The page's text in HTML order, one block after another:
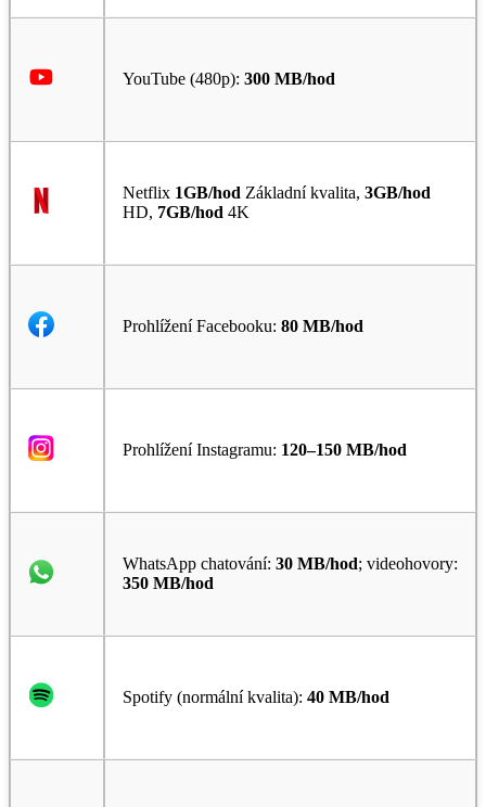
YouTube (480p): 300 MB/hod
Netflix 1GB/hod Základní kvalita, 3GB/hod
HD, 7GB/hod 4K
Prohlížení Facebooku: 80 MB/hod
Prohlížení Instagramu: 120–150 MB/hod
WhatsApp chatování: 30 MB/hod; videohovory:
350 MB/hod
Spotify (normální kvalita): 40 MB/hod